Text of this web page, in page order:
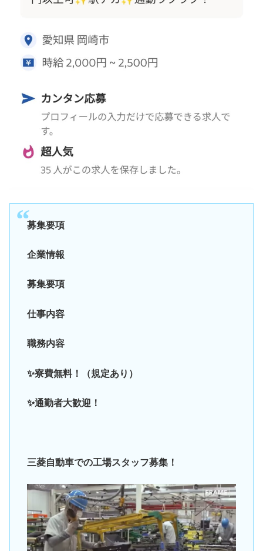
募集要項
企業情報
募集要項
仕事内容
職務内容
✨寮費無料！（規定あり）
✨通勤者大歓迎！
三菱自動車での工場スタッフ募集！